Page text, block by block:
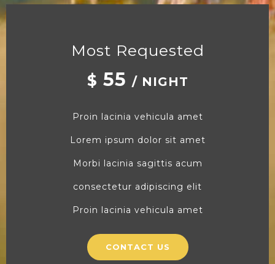
Most Requested
$ 55/ NIGHT
Proin lacinia vehicula amet
Lorem ipsum dolor sit amet
Morbi lacinia sagittis acum
consectetur adipiscing elit
Proin lacinia vehicula amet
CONTACT US